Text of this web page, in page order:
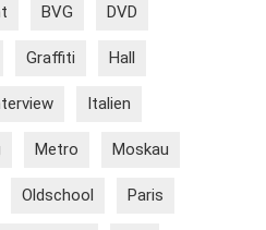
BVG DVD
Graffiti Hall
Italien
Metro Moskau
Oldschool Paris